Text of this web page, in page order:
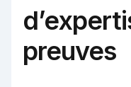
preuves